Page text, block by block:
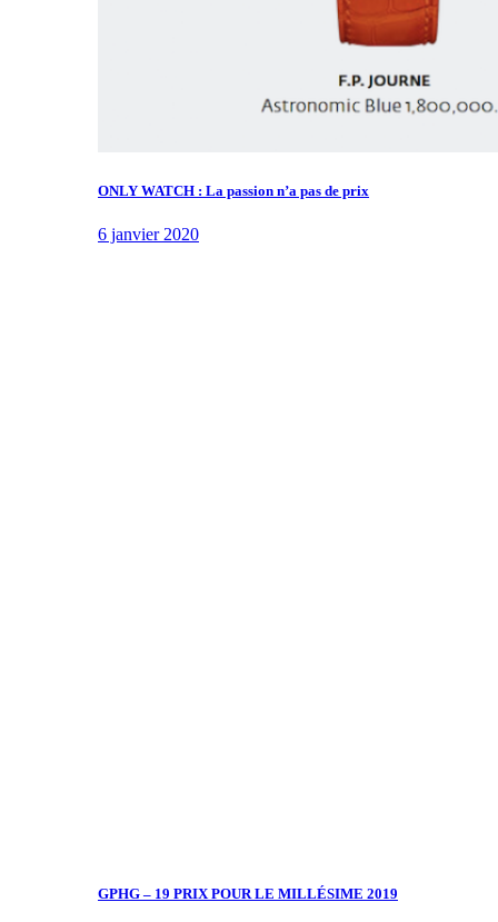
ONLY WATCH : La passion n’a pas de prix
6 janvier 2020
GPHG – 19 PRIX POUR LE MILLÉSIME 2019